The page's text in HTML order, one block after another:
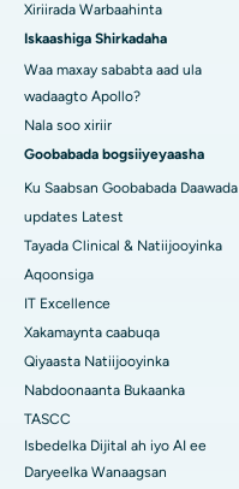
Xiriirada Warbaahinta
Iskaashiga Shirkadaha
Waa maxay sababta aad ula
wadaagto Apollo?
Nala soo xiriir
Goobabada bogsiiyeyaasha
Ku Saabsan Goobabada Daawada
updates Latest
Tayada Clinical & Natiijooyinka
Aqoonsiga
IT Excellence
Xakamaynta caabuqa
Qiyaasta Natiijooyinka
Nabdoonaanta Bukaanka
TASCC
Isbedelka Dijital ah iyo AI ee
Daryeelka Wanaagsan